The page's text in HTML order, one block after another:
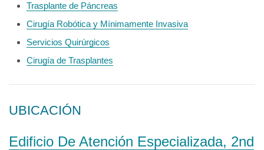
Trasplante de Páncreas
Cirugía Robótica y Mínimamente Invasiva
Servicios Quirúrgicos
Cirugía de Trasplantes
UBICACIÓN
Edificio De Atención Especializada, 2nd